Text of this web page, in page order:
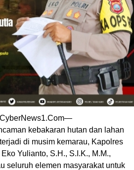
CyberNews1.Com—
kebakaran hutan dan lahan
di musim kemarau, Kapolres
Yulianto, S.H., S.I.K., M.M.,
seluruh elemen masyarakat untuk